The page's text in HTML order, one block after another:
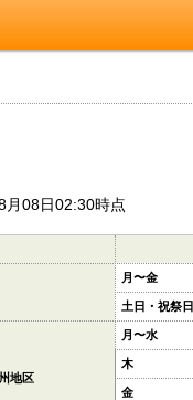
月08日02:30時点
月〜金
土日・祝祭日
地区
月〜水
木
金